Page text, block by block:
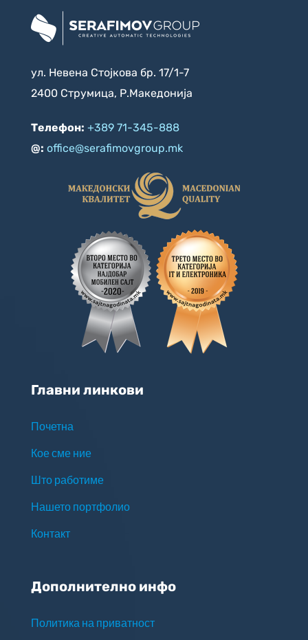
ул. Невена Стојкова бр. 17/1-7
2400 Струмица, Р.Македонија
Телефон: +389 71-345-888
@: office@serafimovgroup.mk
Главни линкови
Почетна
Кое сме ние
Што работиме
Нашето портфолио
Контакт
Дополнително инфо
Политика на приватност